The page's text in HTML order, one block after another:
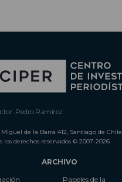
Pedro Ramírez
Miguel de la Barra 412, Santiago de Chile
los derechos reservados © 2007-2026
ARCHIVO
Papeles de la